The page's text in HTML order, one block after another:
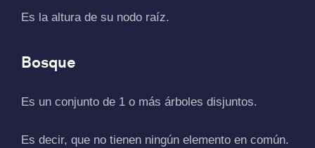
Es la altura de su nodo raíz.
Bosque
Es un conjunto de 1 o más árboles disjuntos.
Es decir, que no tienen ningún elemento en común.